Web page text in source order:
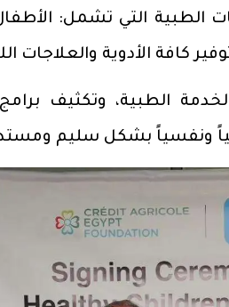
التي تشمل:
كافة الأدوية والعلاجات
الطبية، وتكثيف
ونفسياً بشكل سليم